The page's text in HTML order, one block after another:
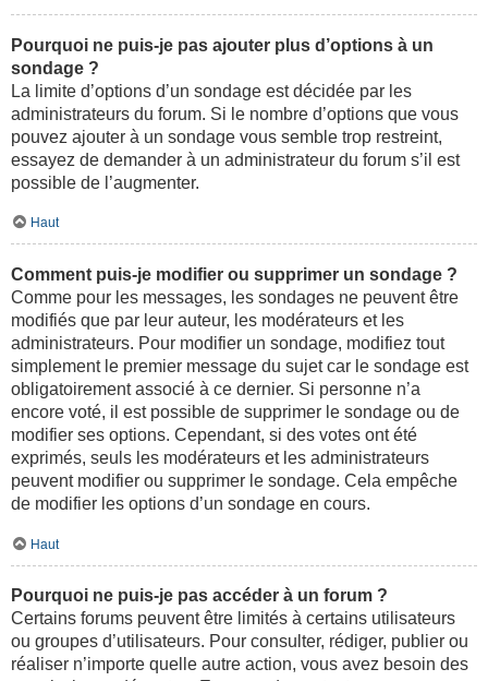
Pourquoi ne puis-je pas ajouter plus d’options à un
sondage ?
La limite d’options d’un sondage est décidée par les
administrateurs du forum. Si le nombre d’options que vous
pouvez ajouter à un sondage vous semble trop restreint,
essayez de demander à un administrateur du forum s’il est
possible de l’augmenter.
Haut
Comment puis-je modifier ou supprimer un sondage ?
Comme pour les messages, les sondages ne peuvent être
modifiés que par leur auteur, les modérateurs et les
administrateurs. Pour modifier un sondage, modifiez tout
simplement le premier message du sujet car le sondage est
obligatoirement associé à ce dernier. Si personne n’a
encore voté, il est possible de supprimer le sondage ou de
modifier ses options. Cependant, si des votes ont été
exprimés, seuls les modérateurs et les administrateurs
peuvent modifier ou supprimer le sondage. Cela empêche
de modifier les options d’un sondage en cours.
Haut
Pourquoi ne puis-je pas accéder à un forum ?
Certains forums peuvent être limités à certains utilisateurs
ou groupes d’utilisateurs. Pour consulter, rédiger, publier ou
réaliser n’importe quelle autre action, vous avez besoin des